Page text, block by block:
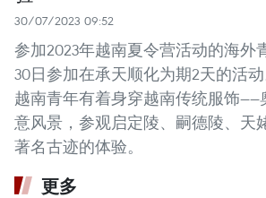
30/07/2023 09:52
参加2023年越南夏令营活动的海外
30日参加在承天顺化为期2天的活
越南青年有着身穿越南传统服饰——
意风景，参观启定陵、嗣德陵、天
著名古迹的体验。
更多